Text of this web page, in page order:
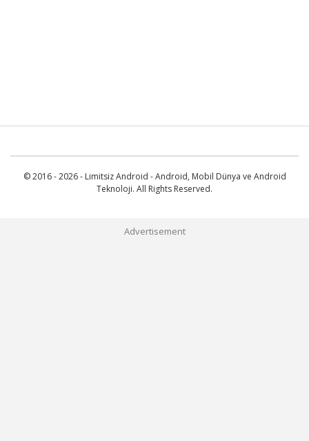
© 2016 - 2026 - Limitsiz Android - Android, Mobil Dünya ve Android
Teknoloji. All Rights Reserved.
Advertisement